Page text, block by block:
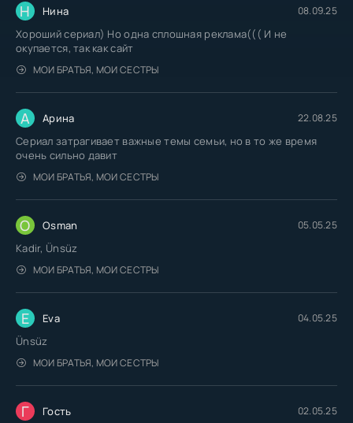
Н Нина 08.09.25
Хороший сериал) Но одна сплошная реклама((( И не
окупается, так как сайт
МОИ БРАТЬЯ, МОИ СЕСТРЫ
А Арина 22.08.25
Сериал затрагивает важные темы семьи, но в то же время
очень сильно давит
МОИ БРАТЬЯ, МОИ СЕСТРЫ
O Osman 05.05.25
Kadir, Ünsüz
МОИ БРАТЬЯ, МОИ СЕСТРЫ
E Eva 04.05.25
Ünsüz
МОИ БРАТЬЯ, МОИ СЕСТРЫ
Г Гость 02.05.25